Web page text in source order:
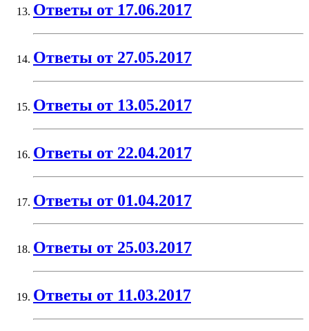
Ответы от 17.06.2017
Ответы от 27.05.2017
Ответы от 13.05.2017
Ответы от 22.04.2017
Ответы от 01.04.2017
Ответы от 25.03.2017
Ответы от 11.03.2017